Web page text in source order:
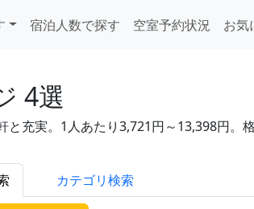
宿泊人数で探す 空室予約状況
お気
4選
充実。1人あたり3,721円～13,398円。
カテゴリ検索